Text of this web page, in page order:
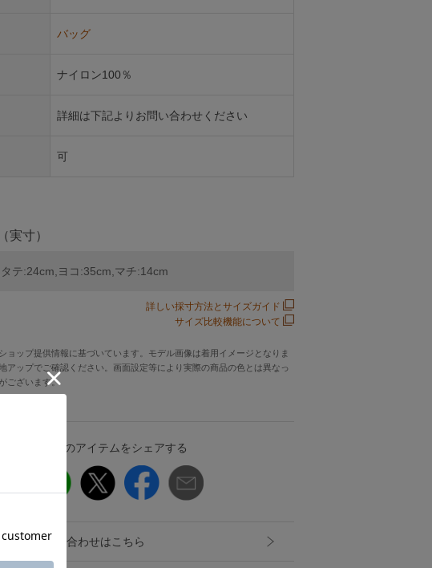
バッグ
ナイロン100％
詳細は下記よりお問い合わせください
可
実寸）
テ:24cm,ヨコ:35cm,マチ:14cm
詳しい採寸方法とサイズガイド
サイズ比較機能について
ョップ提供情報に基づいています。モデル画像は着用イメージとなりま
アップでご確認ください。画面設定等により実際の商品の色とは異なっ
ございます。
このアイテムをシェアする
へのお問い合わせはこちら